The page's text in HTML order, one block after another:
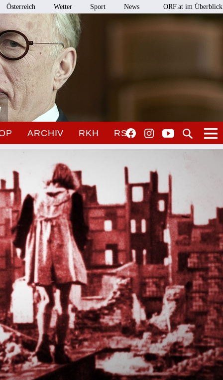
Österreich Wetter Sport News ORF.at im Überblick
ARCHIV RKH RSO